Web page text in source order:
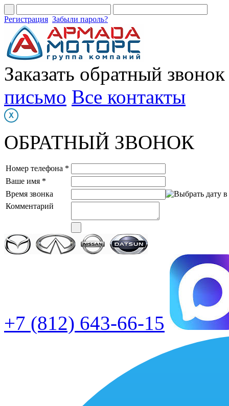
Регистрация Забыли пароль?
Заказать обратный звонок
письмо Все контакты
ОБРАТНЫЙ ЗВОНОК
Номер телефона *
Ваше имя *
Время звонка
Комментарий
+7 (812) 643-66-15